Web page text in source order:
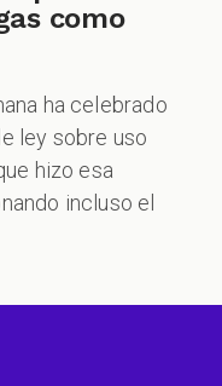
como
ha celebrado
ley sobre uso
hizo esa
incluso el